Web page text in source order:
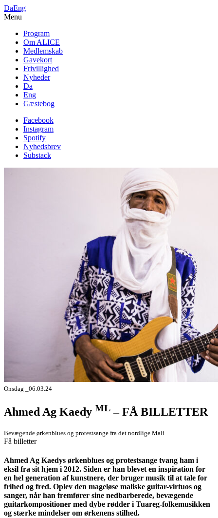
DaEng
Menu
Program
Om ALICE
Medlemskab
Gavekort
Frivillighed
Nyheder
Da
Eng
Gæstebog
Facebook
Instagram
Spotify
Nyhedsbrev
Substack
Onsdag _06.03.24
Ahmed Ag Kaedy ML – FÅ BILLETTER
Bevægende ørkenblues og protestsange fra det nordlige Mali
Få billetter
Ahmed Ag Kaedys ørkenblues og protestsange tvang ham i
eksil fra sit hjem i 2012. Siden er han blevet en inspiration for
en hel generation af kunstnere, der bruger musik til at tale for
frihed og fred. Oplev den mageløse maliske guitar-virtuos og
sanger, når han fremfører sine nedbarberede, bevægende
guitarkompositioner med dybe rødder i Tuareg-folkemusikken
og stærke mindelser om ørkenens stilhed.